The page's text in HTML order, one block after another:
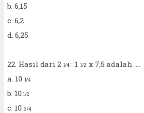
b. 6,15
c. 6,2
d. 6,25
22. Hasil dari 2 1/4 : 1 1/2 x 7,5 adalah ....
a. 10 1/4
b. 10 1/2
c. 10 3/4